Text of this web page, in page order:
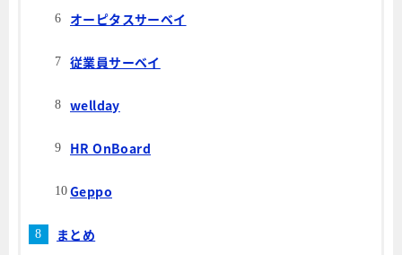
オーピタスサーベイ
従業員サーベイ
wellday
HR OnBoard
Geppo
まとめ